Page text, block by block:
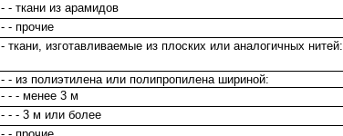
- - ткани из арамидов
- - прочие
- ткани, изготавливаемые из плоских или аналогичных нитей:
- - из полиэтилена или полипропилена шириной:
- - - менее 3 м
- - - 3 м или более